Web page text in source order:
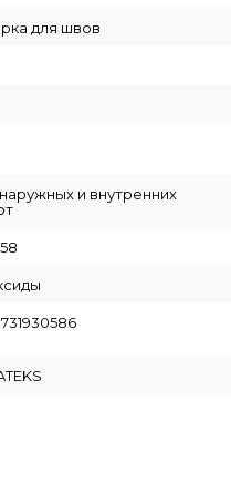
для швов
и внутренних